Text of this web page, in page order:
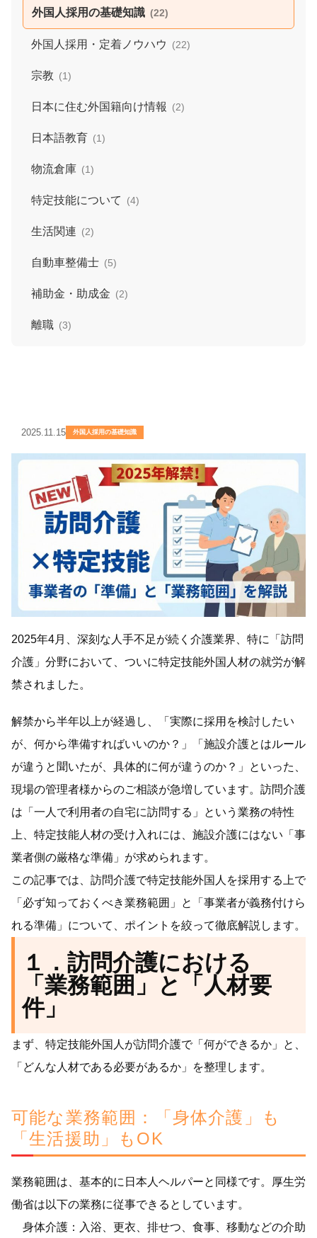
外国人採用の基礎知識 (22)
外国人採用・定着ノウハウ (22)
宗教 (1)
日本に住む外国籍向け情報 (2)
日本語教育 (1)
物流倉庫 (1)
特定技能について (4)
生活関連 (2)
自動車整備士 (5)
補助金・助成金 (2)
離職 (3)
2025.11.15 外国人採用の基礎知識
2025年4月、深刻な人手不足が続く介護業界、特に「訪問
介護」分野において、ついに特定技能外国人材の就労が解
禁されました。
解禁から半年以上が経過し、「実際に採用を検討したい
が、何から準備すればいいのか？」「施設介護とはルール
が違うと聞いたが、具体的に何が違うのか？」といった、
現場の管理者様からのご相談が急増しています。訪問介護
は「一人で利用者の自宅に訪問する」という業務の特性
上、特定技能人材の受け入れには、施設介護にはない「事
業者側の厳格な準備」が求められます。
この記事では、訪問介護で特定技能外国人を採用する上で
「必ず知っておくべき業務範囲」と「事業者が義務付けら
れる準備」について、ポイントを絞って徹底解説します。
１．訪問介護における
「業務範囲」と「人材要
件」
まず、特定技能外国人が訪問介護で「何ができるか」と、
「どんな人材である必要があるか」を整理します。
可能な業務範囲：「身体介護」も
「生活援助」もOK
業務範囲は、基本的に日本人ヘルパーと同様です。厚生労
働省は以下の業務に従事できるとしています。
身体介護：入浴、更衣、排せつ、食事、移動などの介助